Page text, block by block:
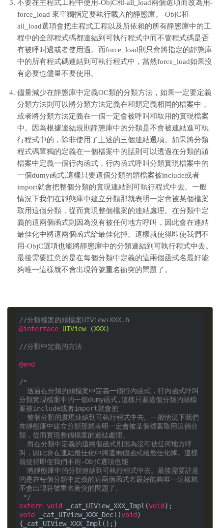
不要在主程式工程中使用-ObjC和-all_load兩個選項而改為用-
force_load 來單獨指定要執行載入的靜態庫。-ObjC和-
all_load選項會把主程式工程以及所依賴的所有靜態庫中的工
程中的全部程式碼都連結到可執行程式中而不管程式碼是否
有被呼叫過或者使用過。而force_load則只會將指定的靜態庫
中的所有程式碼連結到可執行程式中，當然force_load如果沒
有必要也儘量不要使用。
儘量減少在靜態庫中定義OC類的分類方法，如果一定要定義
分類方法則可以將分類方法定義在和類定義相同的檔案中，
或者將分類方法定義在一個一定會被呼叫和取用的實現檔案
中。因為根據連結規則靜態庫中的分類是不會被連結進可執
行程式中的，除非使用了上述的三個連結選項。如果將分類
程式碼單獨的定義在一個檔案中的話則可以透過在分類的頭
檔案中定義一個行內函式，行內函式呼叫分類實現檔案中的
一個dumy函式,這樣只要這個分類的頭檔案被include或者
import就會把整個分類的實現連結到可執行程式中去。一般
情況下我們在靜態庫中建立分類那就表明一定會被某個檔案
取用這個分類，從而實現整個檔案的連結處理。在分類中定
義的這兩個函式則因為沒有被任何地方呼叫，因此會在連結
最佳化中將這兩個函式給最佳化掉。這樣就使得即使我們不
用-ObjC選項也能將靜態庫中的分類連結到可執行程式中去。
最後需要註意的是在每個分類中定義的這兩個函式名最好能
夠唯一這樣就不會出現符號重名衝突的問題了。
//分類檔案的頭檔案UIView+XXX.h
@interface UIView (XXX)
//分類中定義的方法
@end
/*
透過在分類的頭檔案中定義一個行內函式，行內函式呼叫
分類實現檔案中的一個dumy函式,這樣只要這個分類的頭檔
案被include或者import就會把
整個分類的實現連結到可執行程式中去。一般情況下我們
在靜態庫中建立分類那就表明一定會被某個檔案取用這個分
類，從而實現整個檔案的連結處理。
而在分類中定義的這兩個函式則因為沒有被任何地方呼
叫，因此會在連結最佳化中將這兩個函式給最佳化掉。這樣
就使得即使我們不用-ObjC選項也能
將靜態庫中的分類連結到可執行程式中去。最後需要註意
的是在每個分類中定義的這兩個函式名最好能夠唯一這樣就
不會出現符號重名衝突的問題了。
*/
extern void _cat_UIView_XXX_Impl(void
void _cat_UIView_XXX_Decl(void)
{_cat_UIView_XXX_Impl();}